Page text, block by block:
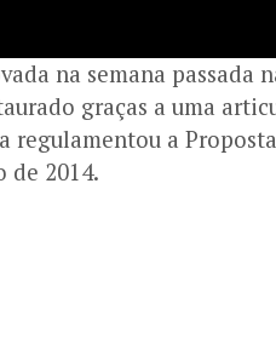
na semana passada
graças a uma
regulamentou a
de 2014.